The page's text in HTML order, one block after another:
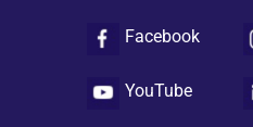
Facebook
YouTube